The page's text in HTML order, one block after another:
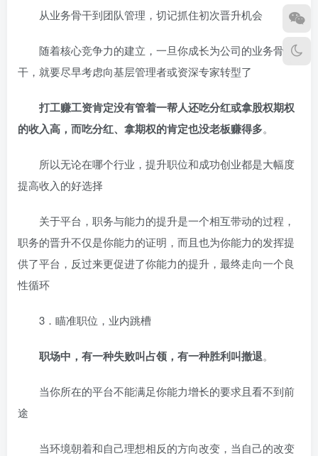
从业务骨干到团队管理，切记抓住初次晋升机会
随着核心竞争力的建立，一旦你成长为公司的业务骨
干，就要尽早考虑向基层管理者或资深专家转型了
打工赚工资肯定没有管着一帮人还吃分红或拿股权期权
的收入高，而吃分红、拿期权的肯定也没老板赚得多。
所以无论在哪个行业，提升职位和成功创业都是大幅度
提高收入的好选择
关于平台，职务与能力的提升是一个相互带动的过程，
职务的晋升不仅是你能力的证明，而且也为你能力的发挥提
供了平台，反过来更促进了你能力的提升，最终走向一个良
性循环
3．瞄准职位，业内跳槽
职场中，有一种失败叫占领，有一种胜利叫撤退。
当你所在的平台不能满足你能力增长的要求且看不到前
途
当环境朝着和自己理想相反的方向改变，当自己的改变